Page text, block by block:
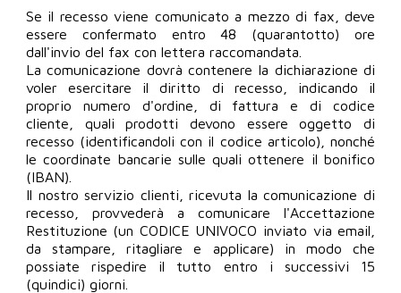
Se il recesso viene comunicato a mezzo di fax, deve
essere confermato entro 48 (quarantotto) ore
dall'invio del fax con lettera raccomandata.
La comunicazione dovrà contenere la dichiarazione di
voler esercitare il diritto di recesso, indicando il
proprio numero d'ordine, di fattura e di codice
cliente, quali prodotti devono essere oggetto di
recesso (identificandoli con il codice articolo), nonché
le coordinate bancarie sulle quali ottenere il bonifico
(IBAN).
Il nostro servizio clienti, ricevuta la comunicazione di
recesso, provvederà a comunicare l'Accettazione
Restituzione (un CODICE UNIVOCO inviato via email,
da stampare, ritagliare e applicare) in modo che
possiate rispedire il tutto entro i successivi 15
(quindici) giorni.